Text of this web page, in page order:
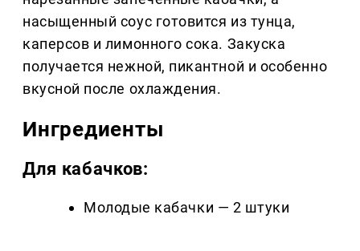
насыщенный соус готовится из тунца,
каперсов и лимонного сока. Закуска
получается нежной, пикантной и особенно
вкусной после охлаждения.
Ингредиенты
Для кабачков:
Молодые кабачки — 2 штуки